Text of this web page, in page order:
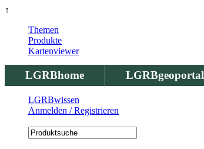
↑
LGRBhome LGRBgeoportal
Themen
Produkte
Kartenviewer
LGRBwissen
Anmelden / Registrieren